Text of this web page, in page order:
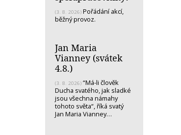
(3. 8. 2026) Pořádání akcí,
běžný provoz.
Jan Maria
Vianney (svátek
4.8.)
(3. 8. 2026) “Má-li člověk
Ducha svatého, jak sladké
jsou všechna námahy
tohoto světa“, říká svatý
Jan Maria Vianney…